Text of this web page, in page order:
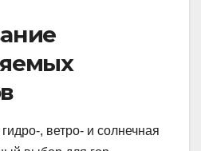
, ветро- и солнечная